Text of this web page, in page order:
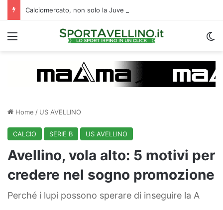
Menu
Home / US AVELLINO
CALCIO SERIE B US AVELLINO
Avellino, vola alto: 5 motivi per
credere nel sogno promozione
Perché i lupi possono sperare di inseguire la A